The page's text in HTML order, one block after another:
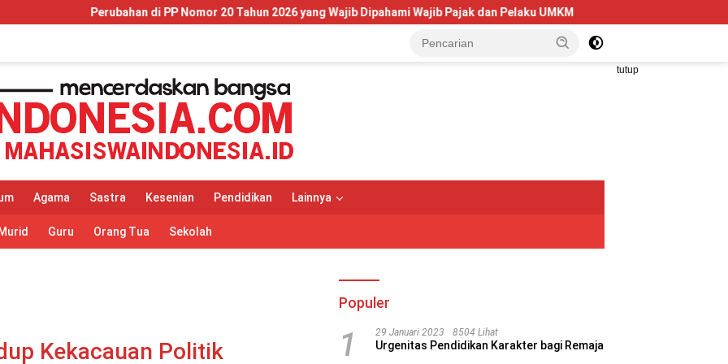
di PP Nomor 20 Tahun 2026 yang Wajib Dipahami Wajib Pajak dan Pelaku UMKM Telkom University Dorong Kolaborasi AI
tutup
Agama Sastra Kesenian Pendidikan Lainnya
Murid Guru Orang Tua Sekolah
Kekacauan Politik
Populer
1 29 Januari 2023 8504 Lihat
Urgenitas Pendidikan Karakter bagi Remaja